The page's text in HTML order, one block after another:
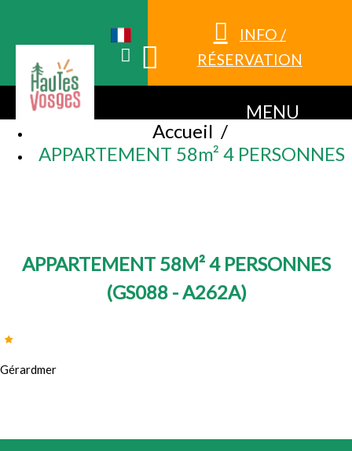
INFO /
RÉSERVATION
MENU
Accueil /
APPARTEMENT 58m² 4 PERSONNES
APPARTEMENT 58M² 4 PERSONNES
(GS088 - A262A)
Gérardmer